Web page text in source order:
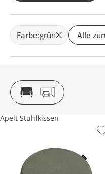
Farbe:grün Alle
Apelt Stuhlkissen